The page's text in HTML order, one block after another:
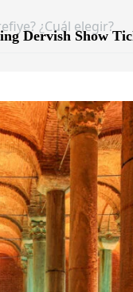
Dervish Show
¿Cuál elegir?